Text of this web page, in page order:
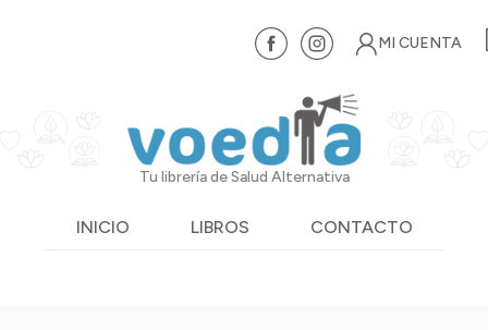
MI CUENTA
Tu librería de Salud Alternativa
INICIO LIBROS CONTACTO